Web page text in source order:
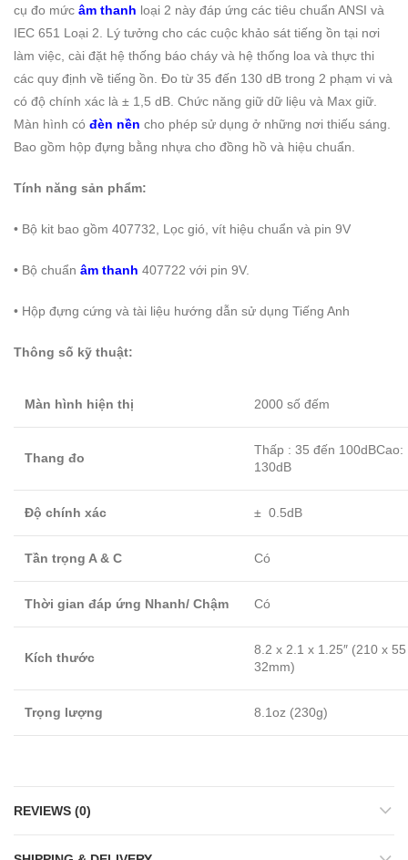
cụ đo mức âm thanh loại 2 này đáp ứng các tiêu chuẩn ANSI và
IEC 651 Loại 2. Lý tưởng cho các cuộc khảo sát tiếng ồn tại nơi
làm việc, cài đặt hệ thống báo cháy và hệ thống loa và thực thi
các quy định về tiếng ồn. Đo từ 35 đến 130 dB trong 2 phạm vi và
có độ chính xác là ± 1,5 dB. Chức năng giữ dữ liệu và Max giữ.
Màn hình có đèn nền cho phép sử dụng ở những nơi thiếu sáng.
Bao gồm hộp đựng bằng nhựa cho đồng hồ và hiệu chuẩn.
Tính năng sản phẩm:
• Bộ kit bao gồm 407732, Lọc gió, vít hiệu chuẩn và pin 9V
• Bộ chuẩn âm thanh 407722 với pin 9V.
• Hộp đựng cứng và tài liệu hướng dẫn sử dụng Tiếng Anh
Thông số kỹ thuật:
Màn hình hiện thị 2000 số đếm
Thang đo
Thấp : 35 đến
130dB
Độ chính xác ± 0.5dB
Tần trọng A & C Có
Thời gian đáp ứng Nhanh/ Chậm Có
Kích thước
8.2 x 2.1 x 1.25″ (210 x
32mm)
Trọng lượng 8.1oz (230g)
REVIEWS (0)